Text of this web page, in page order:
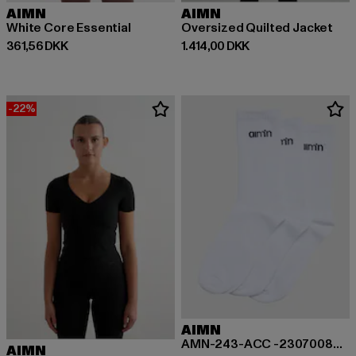
AIMN
White Core Essential
361,56 DKK
Nuværende pris: 361,56 DKK
AIMN
Oversized Quilted Jacket
1.414,00 DKK
Nuværende pris: 1.414,00 DKK
-22%
AIMN
AIMN
AMN-243-ACC -23070082-017 AIMN Logo Socks 3-Pack